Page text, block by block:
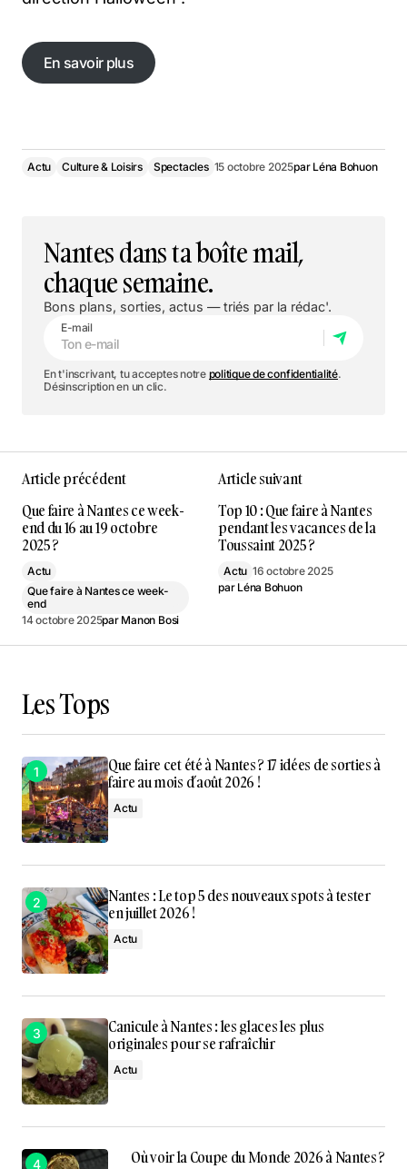
En savoir plus
En savoir plus
Actu Culture & Loisirs Spectacles 15 octobre 2025par Léna Bohuon
Nantes dans ta boîte mail,
chaque semaine.
Bons plans, sorties, actus — triés par la rédac'.
E-mail
En t'inscrivant, tu acceptes notre politique de confidentialité.
Désinscription en un clic.
Article précédent
Que faire à Nantes ce week-
end du 16 au 19 octobre
2025 ?
Actu
Que faire à Nantes ce week-
end
14 octobre 2025par Manon Bosi
Article suivant
Top 10 : Que faire à Nantes
pendant les vacances de la
Toussaint 2025 ?
Actu 16 octobre 2025
par Léna Bohuon
Les Tops
Que faire cet été à Nantes ? 17 idées de sorties à
faire au mois d’août 2026 !
Actu
Nantes : Le top 5 des nouveaux spots à tester
en juillet 2026 !
Actu
Canicule à Nantes : les glaces les plus
originales pour se rafraîchir
Actu
Où voir la Coupe du Monde 2026 à Nantes ?